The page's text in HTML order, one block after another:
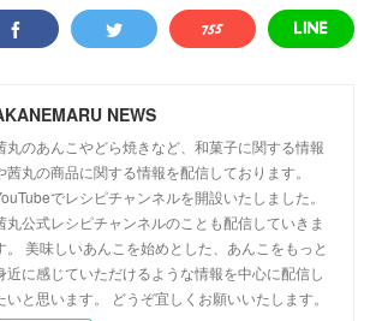
NEWS
丸のあんこやどら焼きなど、和菓子に関する情報
茜丸の商品に関する情報を配信しております。
でレシピチャンネルを開設いたしました。
丸公式レシピチャンネルのことも配信していきま
。 美味しいあんこを始めとした、あんこをもっと
近に感じていただけるような情報を中心に配信し
いと思います。 どうぞ宜しくお願いいたします。